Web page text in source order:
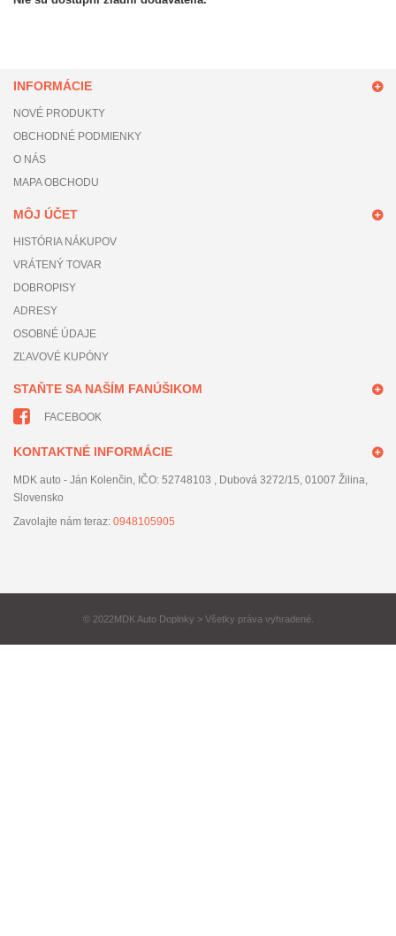
INFORMÁCIE
NOVÉ PRODUKTY
OBCHODNÉ PODMIENKY
O NÁS
MAPA OBCHODU
© 2022MDK Auto Doplnky > Všetky práva vyhradené.
MÔJ ÚČET
HISTÓRIA NÁKUPOV
VRÁTENÝ TOVAR
DOBROPISY
ADRESY
OSOBNÉ ÚDAJE
ZĽAVOVÉ KUPÓNY
STAŇTE SA NAŠÍM FANÚŠIKOM
FACEBOOK
KONTAKTNÉ INFORMÁCIE
MDK auto - Ján Kolenčin, IČO: 52748103 , Dubová 3272/15, 01007 Žilina,
Slovensko
Zavolajte nám teraz: 0948105905